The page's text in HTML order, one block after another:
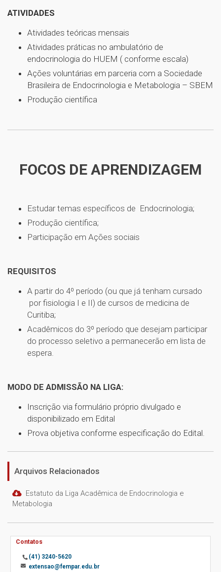
ATIVIDADES
Atividades teóricas mensais
Atividades práticas no ambulatório de
endocrinologia do HUEM ( conforme escala)
Ações voluntárias em parceria com a Sociedade
Brasileira de Endocrinologia e Metabologia – SBEM
Produção científica
FOCOS DE APRENDIZAGEM
Estudar temas específicos de Endocrinologia;
Produção científica;
Participação em Ações sociais
REQUISITOS
A partir do 4⁰ período (ou que já tenham cursado
por fisiologia I e II) de cursos de medicina de
Curitiba;
Acadêmicos do 3⁰ período que desejam participar
do processo seletivo a permanecerão em lista de
espera.
MODO DE ADMISSÃO NA LIGA:
Inscrição via formulário próprio divulgado e
disponibilizado em Edital
Prova objetiva conforme especificação do Edital.
Arquivos Relacionados
Estatuto da Liga Acadêmica de Endocrinologia e
Metabologia
Contatos
(41) 3240-5620
extensao@fempar.edu.br